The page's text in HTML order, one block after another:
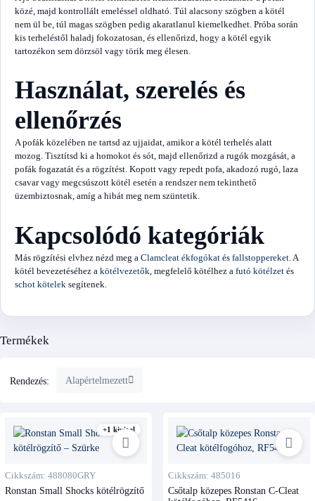
közé, majd kontrollált emeléssel oldható. Túl alacsony szögben a kötél
nem ül be, túl magas szögben pedig akaratlanul kiemelkedhet. Próba során
kis terheléstől haladj fokozatosan, és ellenőrizd, hogy a kötél egyik
tartozékon sem dörzsöl vagy törik meg élesen.
Használat, szerelés és
ellenőrzés
A pofák közelében ne tartsd az ujjaidat, amikor a kötél terhelés alatt
mozog. Tisztítsd ki a homokot és sót, majd ellenőrizd a rugók mozgását, a
pofák fogazatát és a rögzítést. Kopott vagy repedt pofa, akadozó rugó, laza
csavar vagy megcsúszott kötél esetén a rendszer nem tekinthető
üzembiztosnak, amíg a hibát meg nem szüntetik.
Kapcsolódó kategóriák
Más rögzítési elvhez nézd meg a Clamcleat ékfogókat és fallstoppereket . A
kötél bevezetéséhez a kötélvezetők , megfelelő kötélhez a futó kötélzet és
schot kötelek segítenek.
Termékek
Rendezés: Alapértelmezett
+1 kivitel
Cikkszám: 488080GRY
Ronstan Small Shocks kötélrögzítő
Cikkszám: 485016
Csőtalp közepes Ronstan C-Cleat